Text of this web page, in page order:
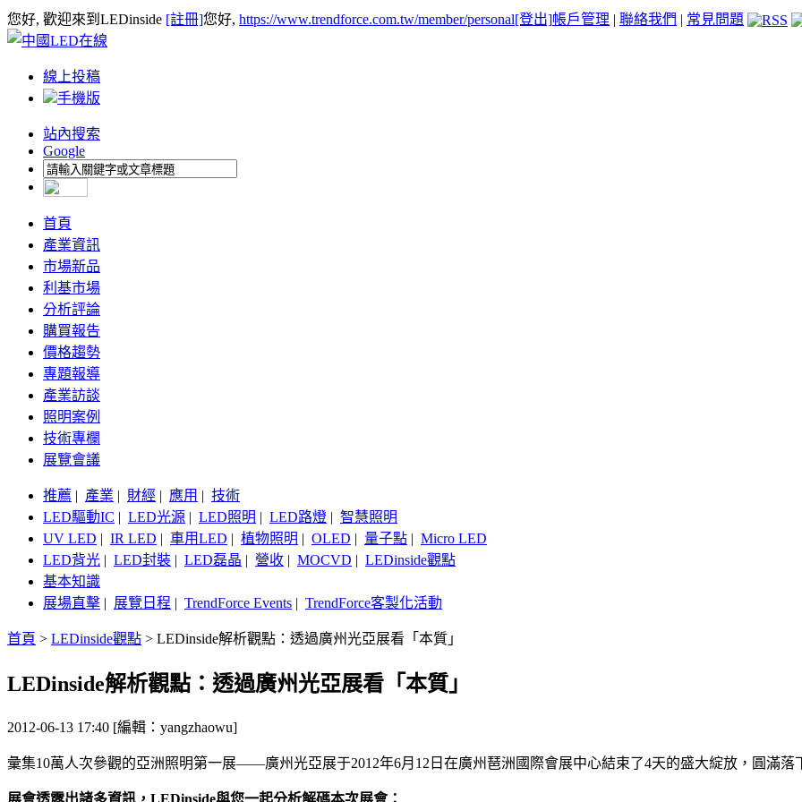
您好, 歡迎來到LEDinside [註冊]您好, https://www.trendforce.com.tw/member/personal[登出]帳戶管理 | 聯絡我們 | 常見問題
線上投稿
手機版
站內搜索
Google
首頁
產業資訊
市場新品
利基市場
分析評論
購買報告
價格趨勢
專題報導
產業訪談
照明案例
技術專欄
展覽會議
推薦 | 產業 | 財經 | 應用 | 技術
LED驅動IC | LED光源 | LED照明 | LED路燈 | 智慧照明
UV LED | IR LED | 車用LED | 植物照明 | OLED | 量子點 | Micro LED
LED背光 | LED封裝 | LED磊晶 | 營收 | MOCVD | LEDinside觀點
基本知識
展場直擊 | 展覽日程 | TrendForce Events | TrendForce客製化活動
首頁 > LEDinside觀點 > LEDinside解析觀點：透過廣州光亞展看「本質」
LEDinside解析觀點：透過廣州光亞展看「本質」
2012-06-13 17:40 [編輯：yangzhaowu]
彙集10萬人次參觀的亞洲照明第一展——廣州光亞展于2012年6月12日在廣州琶洲國際會展中心結束了4天的盛大綻放，圓滿落